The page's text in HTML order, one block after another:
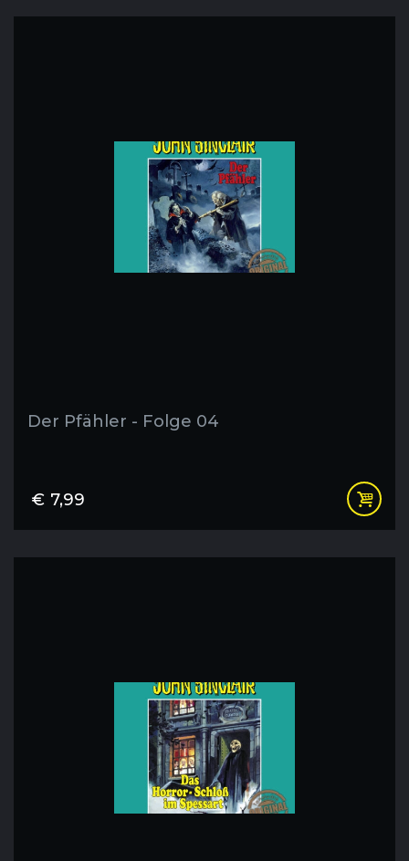
Der Pfähler - Folge 04
€ 7,99